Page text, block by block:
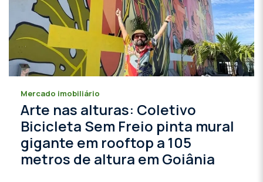
Mercado imobiliário
Arte nas alturas: Coletivo
Bicicleta Sem Freio pinta mural
gigante em rooftop a 105
metros de altura em Goiânia